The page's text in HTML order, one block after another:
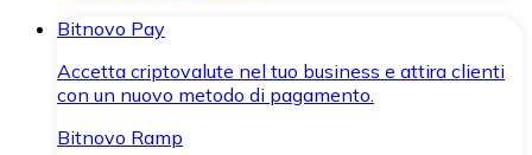
Bitnovo Pay
Accetta criptovalute nel tuo business e attira clienti
con un nuovo metodo di pagamento.
Bitnovo Ramp